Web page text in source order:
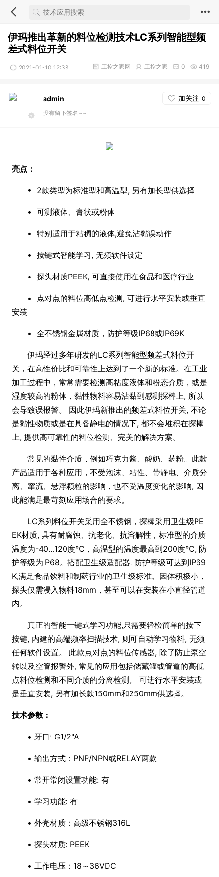
伊玛推出革新的料位检测技术LC系列智能型频
差式料位开关
2021-01-10 12:33 419
0
工控之家
工控之家网
admin 加关注 0
没有留下签名~~
亮点：
• 2款类型为标准型和高温型, 另有加长型供选择
• 可测液体、膏状或粉体
• 特别适用于粘稠的液体,避免沾黏误动作
• 按键式智能学习, 无须软件设定
• 探头材质PEEK, 可直接使用在食品和医疗行业
• 点对点的料位高低点检测, 可进行水平安装或垂直
安装
• 全不锈钢金属材质，防护等级IP68或IP69K
伊玛经过多年研发的LC系列智能型频差式料位开
关，在高性价比和可靠性上达到了一个新的标准。在工业
加工过程中，常常需要检测高粘度液体和粉态介质，或是
湿度较高的粉体，黏性物料容易沾黏到感测探棒上, 所以
会导致误报警。 因此伊玛新推出的频差式料位开关, 不论
是黏性物质或是在具备静电的情况下, 都不会堆积在探棒
上, 提供高可靠性的料位检测、完美的解决方案。
常见的黏性介质，例如巧克力酱、酸奶、药粉。此款
产品适用于各种应用，不受泡沫、粘性、带静电、介质分
离、窜流、悬浮颗粒的影响，也不受温度变化的影响, 因
此能满足最苛刻应用场合的要求。
LC系列料位开关采用全不锈钢，探棒采用卫生级PE
EK材质, 具有耐腐蚀、抗老化、抗溶解性，标准型的介质
温度为-40…120度℃，高温型的温度最高到200度℃, 防
护等级为IP68。搭配卫生级适配器, 防护等级可达到IP69
K,满足食品饮料和制药行业的卫生级标准。因体积极小，
探头仅需浸入物料18mm，甚至可以在安装在小直径管道
内。
真正的智能一键式学习功能,只需要轻松简单的按下
按键, 内建的高端频率扫描技术, 则可自动学习物料, 无须
任何软件设置。 此款点对点的料位传感器, 除了防止泵空
转以及空管报警外, 常见的应用包括储藏罐或管道的高低
点料位检测和不同介质的分离检测。 可进行水平安装或
是垂直安装, 另有加长款150mm和250mm供选择。
技术参数：
• 牙口: G1/2"A
• 输出方式：PNP/NPN或RELAY两款
• 常开常闭设置功能: 有
• 学习功能: 有
• 外壳材质：高级不锈钢316L
• 探头材质: PEEK
• 工作电压：18～36VDC